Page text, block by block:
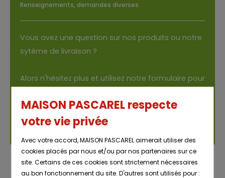
Renseignements, demandes diverses
Vous avez une ques­tion sur nos pro­duits ou notre
sytème de livrai­son ?
Alors n'hé­si­tez plus et uti­li­sez notre for­mu­laire pour
Contac­tez nous
MAISON PASCAREL respecte
votre vie privée
Avec votre accord, MAISON PASCAREL aimerait utiliser des
cookies placés par nous et/ou par nos partenaires sur ce
site. Certains de ces cookies sont strictement nécessaires
au bon fonctionnement du site. D'autres sont utilisés pour :